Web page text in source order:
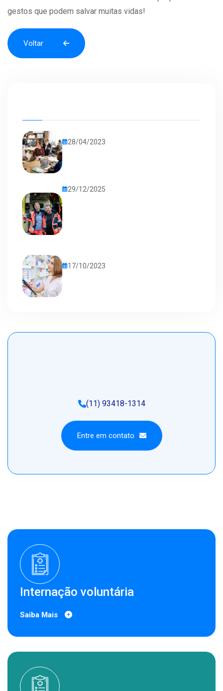
gestos que podem salvar muitas vidas!
Voltar
28/04/2023
29/12/2025
17/10/2023
(11) 93418-1314
Entre em contato
Internação voluntária
Saiba Mais